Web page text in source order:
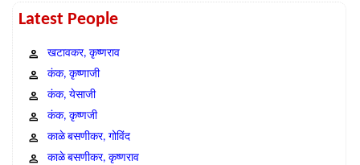
Latest People
खटावकर, कृष्णराव
कंक, कृष्णाजी
कंक, येसाजी
कंक, कृष्णजी
काळे बसणीकर, गोविंद
काळे बसणीकर, कृष्णराव